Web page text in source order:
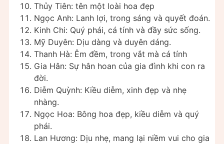
Thủy Tiên: tên một loài hoa đẹp
Ngọc Anh: Lanh lợi, trong sáng và quyết đoán.
Kinh Chi: Quý phái, cá tính và đầy sức sống.
Mỹ Duyên: Dịu dàng và duyên dáng.
Thanh Hà: Êm đềm, trong vắt mà cá tính
Gia Hân: Sự hân hoan của gia đình khi con ra
đời.
Diễm Quỳnh: Kiều diễm, xinh đẹp và nhẹ
nhàng.
Ngọc Hoa: Bông hoa đẹp, kiều diễm và quý
phái.
Lan Hương: Dịu nhẹ, mang lại niềm vui cho gia